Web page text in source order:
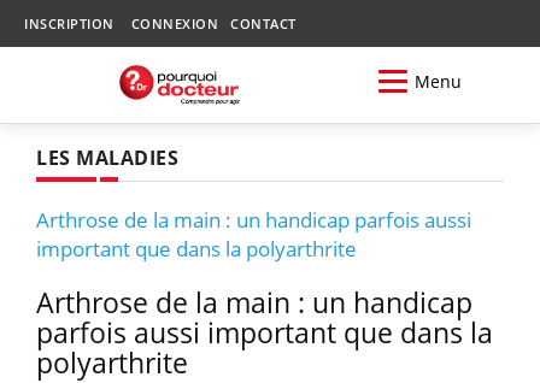
INSCRIPTION CONNEXION CONTACT
Menu
LES MALADIES
Arthrose de la main : un handicap parfois aussi
important que dans la polyarthrite
Arthrose de la main : un handicap
parfois aussi important que dans la
polyarthrite